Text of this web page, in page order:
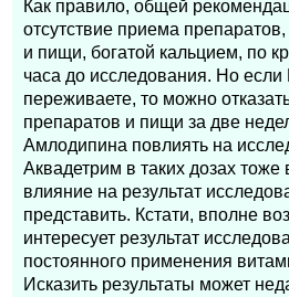
Как правило, общей
отсутствие приема
и пищи, богатой кальцием, по
часа до исследования. Но
переживаете, то можно
препаратов и пищи за две
Амлодипина повлиять на
Аквадетрим в таких дозах тоже
влияние на результат
представить. Кстати, вполне
интересует результат
постоянного применения
Исказить результаты может